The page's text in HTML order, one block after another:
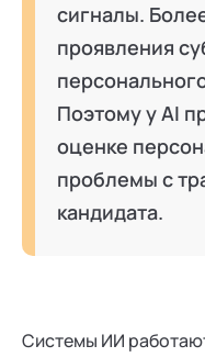
сигналы.
проявления
Поэтому у AI
оценке
проблемы с
кандидата.
Системы ИИ